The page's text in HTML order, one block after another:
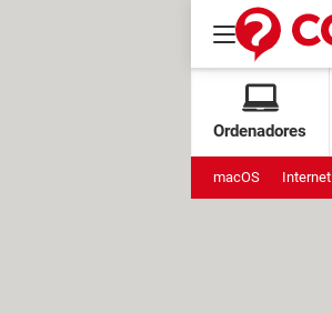
Ordenadores
macOS Internet